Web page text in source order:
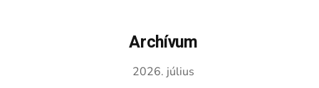
Archívum
2026. július